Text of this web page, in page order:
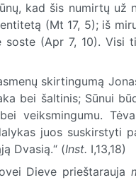
kad šis numirtų už
(Mt 17, 5); iš
soste (Apr 7, 10). Visi
skirtingumą
bei šaltinis; Sūnui
veiksmingumu.
juos suskirstyti
Dvasią.“ (Inst. I,13,18)
Dieve prieštarauja